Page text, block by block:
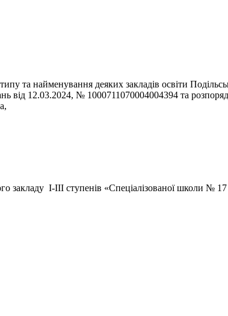
та найменування деяких закладів освіти
від 12.03.2024, № 1000711070004004394 та
закладу І-ІІІ ступенів «Спеціалізованої школи №